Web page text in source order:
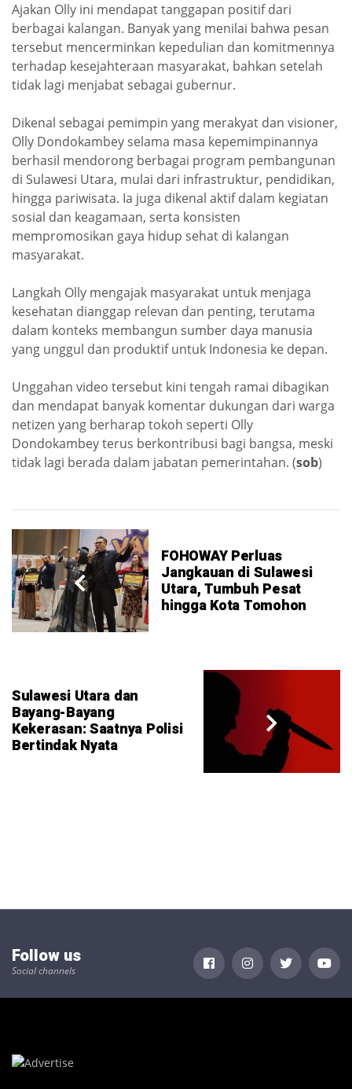
Ajakan Olly ini mendapat tanggapan positif dari
berbagai kalangan. Banyak yang menilai bahwa pesan
tersebut mencerminkan kepedulian dan komitmennya
terhadap kesejahteraan masyarakat, bahkan setelah
tidak lagi menjabat sebagai gubernur.
Dikenal sebagai pemimpin yang merakyat dan visioner,
Olly Dondokambey selama masa kepemimpinannya
berhasil mendorong berbagai program pembangunan
di Sulawesi Utara, mulai dari infrastruktur, pendidikan,
hingga pariwisata. Ia juga dikenal aktif dalam kegiatan
sosial dan keagamaan, serta konsisten
mempromosikan gaya hidup sehat di kalangan
masyarakat.
Langkah Olly mengajak masyarakat untuk menjaga
kesehatan dianggap relevan dan penting, terutama
dalam konteks membangun sumber daya manusia
yang unggul dan produktif untuk Indonesia ke depan.
Unggahan video tersebut kini tengah ramai dibagikan
dan mendapat banyak komentar dukungan dari warga
netizen yang berharap tokoh seperti Olly
Dondokambey terus berkontribusi bagi bangsa, meski
tidak lagi berada dalam jabatan pemerintahan. (sob)
FOHOWAY Perluas
Jangkauan di Sulawesi
Utara, Tumbuh Pesat
hingga Kota Tomohon
Sulawesi Utara dan
Bayang-Bayang
Kekerasan: Saatnya Polisi
Bertindak Nyata
Follow us
Social channels